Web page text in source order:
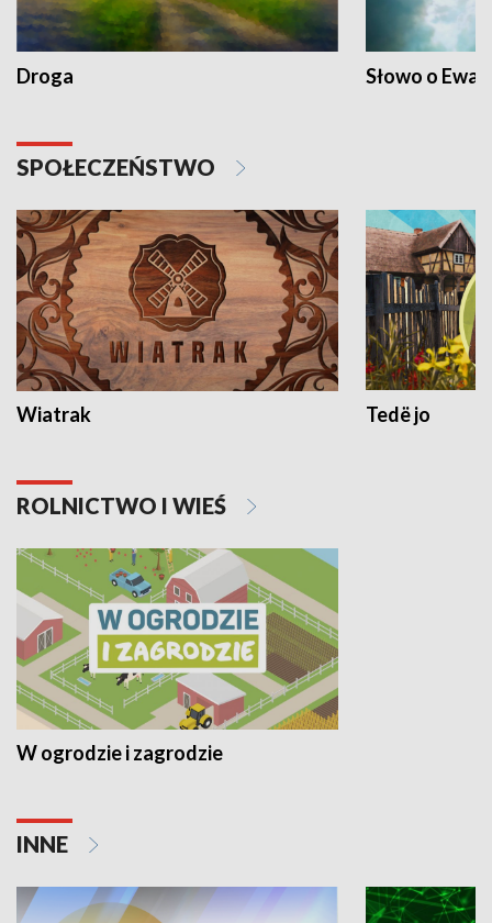
Droga Słowo o
SPOŁECZEŃSTWO
Wiatrak Tedë jo
ROLNICTWO I WIEŚ
W ogrodzie i zagrodzie
INNE